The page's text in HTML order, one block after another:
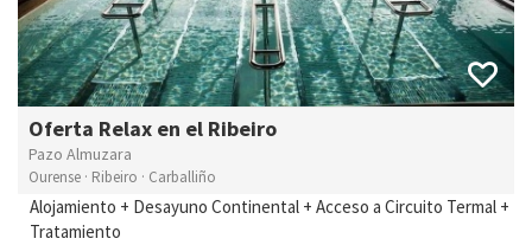
Oferta Relax en el Ribeiro
Pazo Almuzara
Ourense · Ribeiro · Carballiño
Alojamiento + Desayuno Continental + Acceso a Circuito Termal +
Tratamiento